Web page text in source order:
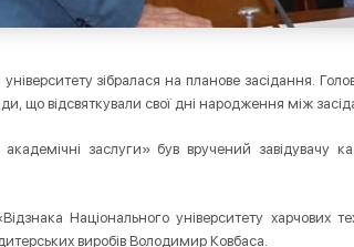
зібралася на планове засідання.
що відсвяткували свої дні народження між
заслуги» був вручений завідувачу
Національного університету харчових
виробів Володимир Ковбаса.